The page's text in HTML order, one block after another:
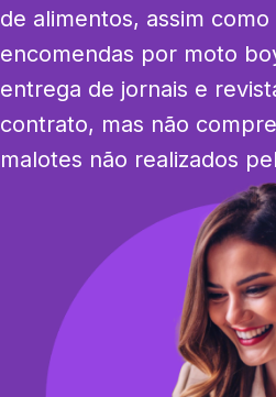
de alimentos, assim
encomendas por moto
entrega de jornais e
contrato, mas não
malotes não realizados